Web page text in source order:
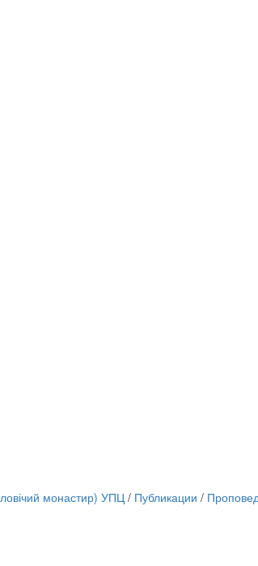
монастир) УПЦ/ Публикации /